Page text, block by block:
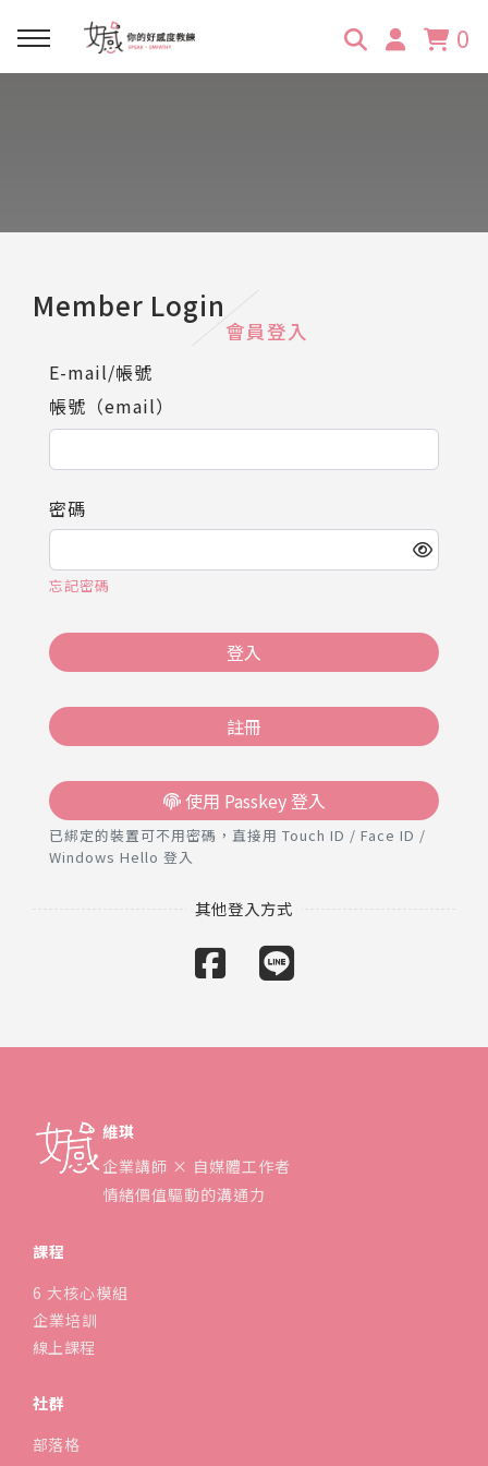
0
線上課程
嚴選商品
活動報名
它站開課
推薦工具
合作邀約
品牌顧問
主持服務
公眾表達影響力
創意活動企劃力
零秒好感溝通術
服務體驗設計課
維琪簡介
學員推薦
客戶好評
媒體報導
維體驗Unique
維觀點Vision
Member Login
會員登入
E-mail/帳號
帳號（email）
密碼
忘記密碼
登入
註冊
使用 Passkey 登入
已綁定的裝置可不用密碼，直接用 Touch ID / Face ID /
Windows Hello 登入
維琪
企業講師 × 自媒體工作者
情緒價值驅動的溝通力
課程
6 大核心模組
企業培訓
線上課程
社群
部落格